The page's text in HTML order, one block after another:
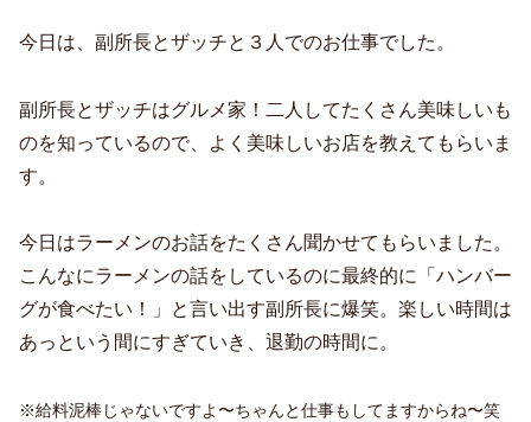
今日は、副所長とザッチと３人でのお仕事でした。
副所長とザッチはグルメ家！二人してたくさん美味しいも
のを知っているので、よく美味しいお店を教えてもらいま
す。
今日はラーメンのお話をたくさん聞かせてもらいました。
こんなにラーメンの話をしているのに最終的に「ハンバー
グが食べたい！」と言い出す副所長に爆笑。楽しい時間は
あっという間にすぎていき、退勤の時間に。
※給料泥棒じゃないですよ〜ちゃんと仕事もしてますからね〜笑